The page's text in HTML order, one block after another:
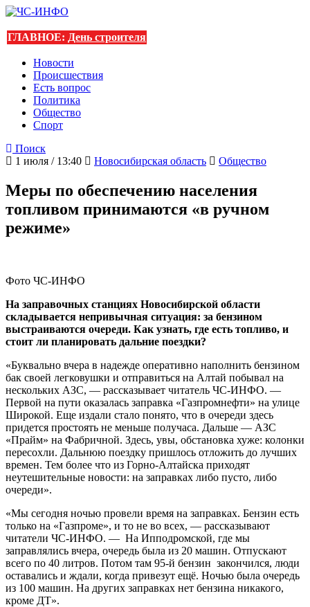
ГЛАВНОЕ: День строителя
Новости
Происшествия
Есть вопрос
Политика
Общество
Спорт
Поиск
1 июля / 13:40
Новосибирская область Общество
Меры по обеспечению населения
топливом принимаются «в ручном
режиме»
Фото ЧС-ИНФО
На заправочных станциях Новосибирской области
складывается непривычная ситуация: за бензином
выстраиваются очереди. Как узнать, где есть топливо, и
стоит ли планировать дальние поездки?
«Буквально вчера в надежде оперативно наполнить бензином
бак своей легковушки и отправиться на Алтай побывал на
нескольких АЗС, — рассказывает читатель ЧС-ИНФО. —
Первой на пути оказалась заправка «Газпромнефти» на улице
Широкой. Еще издали стало понято, что в очереди здесь
придется простоять не меньше получаса. Дальше — АЗС
«Прайм» на Фабричной. Здесь, увы, обстановка хуже: колонки
пересохли. Дальнюю поездку пришлось отложить до лучших
времен. Тем более что из Горно-Алтайска приходят
неутешительные новости: на заправках либо пусто, либо
очереди».
«Мы сегодня ночью провели время на заправках. Бензин есть
только на «Газпроме», и то не во всех, — рассказывают
читатели ЧС-ИНФО. — На Ипподромской, где мы
заправлялись вчера, очередь была из 20 машин. Отпускают
всего по 40 литров. Потом там 95-й бензин закончился, люди
оставались и ждали, когда привезут ещё. Ночью была очередь
из 100 машин. На других заправках нет бензина никакого,
кроме ДТ».